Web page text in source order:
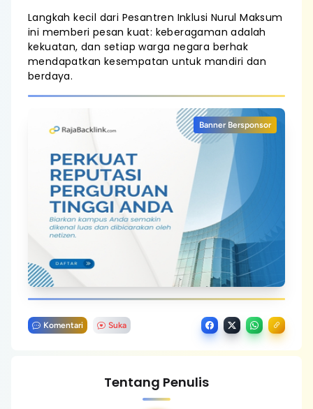
Langkah kecil dari Pesantren Inklusi Nurul Maksum
ini memberi pesan kuat: keberagaman adalah
kekuatan, dan setiap warga negara berhak
mendapatkan kesempatan untuk mandiri dan
berdaya.
Banner Bersponsor
Komentari Suka
Tentang Penulis